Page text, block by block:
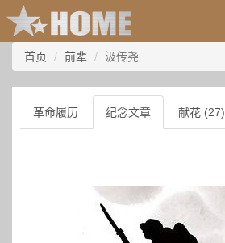
首页 前辈 汲传尧
革命履历 纪念文章 献花 (27)